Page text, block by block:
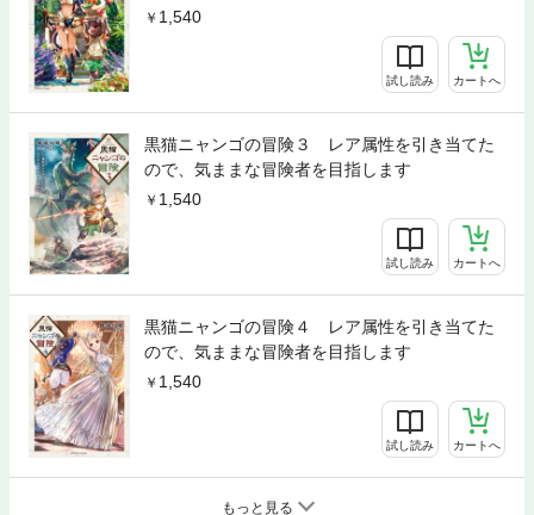
1,540
試し読み カートへ
黒猫ニャンゴの冒険３ レア属性を引き当てた
ので、気ままな冒険者を目指します
1,540
試し読み カートへ
黒猫ニャンゴの冒険４ レア属性を引き当てた
ので、気ままな冒険者を目指します
1,540
試し読み カートへ
もっと見る